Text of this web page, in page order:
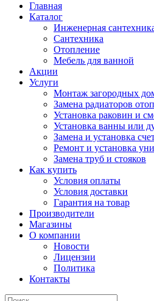
Главная
Каталог
Инженерная
Сантехника
Отопление
Мебель для ванной
Акции
Услуги
Монтаж загородных
Замена радиаторов
Установка раковин и
Установка ванны или
Замена и установка
Ремонт и установка
Замена труб и стояков
Как купить
Условия оплаты
Условия доставки
Гарантия на товар
Производители
Магазины
О компании
Новости
Лицензии
Политика
Контакты